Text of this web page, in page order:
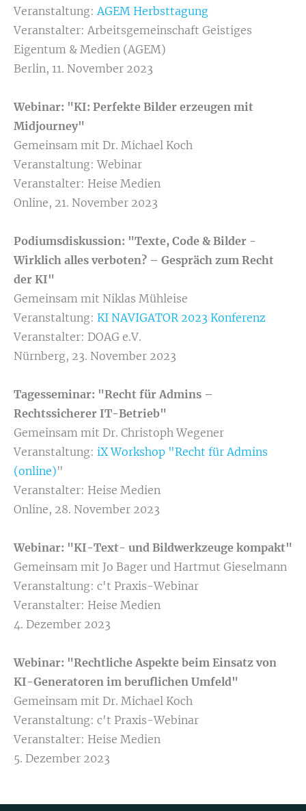
Veranstaltung: AGEM Herbsttagung
Veranstalter: Arbeitsgemeinschaft Geistiges
Eigentum & Medien (AGEM)
Berlin, 11. November 2023
Webinar: "KI: Perfekte Bilder erzeugen mit
Midjourney"
Gemeinsam mit Dr. Michael Koch
Veranstaltung: Webinar
Veranstalter: Heise Medien
Online, 21. November 2023
Podiumsdiskussion: "Texte, Code & Bilder -
Wirklich alles verboten? – Gespräch zum Recht
der KI"
Gemeinsam mit Niklas Mühleise
Veranstaltung: KI NAVIGATOR 2023 Konferenz
Veranstalter: DOAG e.V.
Nürnberg, 23. November 2023
Tagesseminar: "Recht für Admins –
Rechtssicherer IT-Betrieb"
Gemeinsam mit Dr. Christoph Wegener
Veranstaltung: iX Workshop "Recht für Admins
(online)"
Veranstalter: Heise Medien
Online, 28. November 2023
Webinar: "KI-Text- und Bildwerkzeuge kompakt"
Gemeinsam mit Jo Bager und Hartmut Gieselmann
Veranstaltung: c't Praxis-Webinar
Veranstalter: Heise Medien
4. Dezember 2023
Webinar: "Rechtliche Aspekte beim Einsatz von
KI-Generatoren im beruflichen Umfeld"
Gemeinsam mit Dr. Michael Koch
Veranstaltung: c't Praxis-Webinar
Veranstalter: Heise Medien
5. Dezember 2023